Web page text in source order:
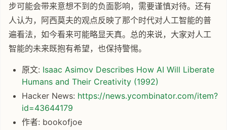
步可能会带来意想不到的负面影响，需要谨慎对待。还有
人认为，阿西莫夫的观点反映了那个时代对人工智能的普
遍看法，如今看来可能略显天真。总的来说，大家对人工
智能的未来既抱有希望，也保持警惕。
原文: Isaac Asimov Describes How AI Will Liberate
Humans and Their Creativity (1992)
Hacker News: https://news.ycombinator.com/item?
id=43644179
作者: bookofjoe